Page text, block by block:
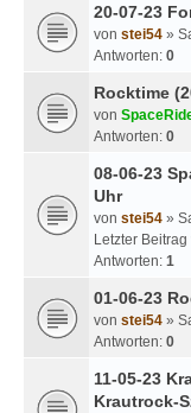
20-07-23
von stei54 »
Antworten: 0
Rocktime
von
Antworten: 0
08-06-23
Uhr
von stei54 »
Letzter Beitrag
Antworten: 1
01-06-23
von stei54 »
Antworten: 0
11-05-23
Krautrock-